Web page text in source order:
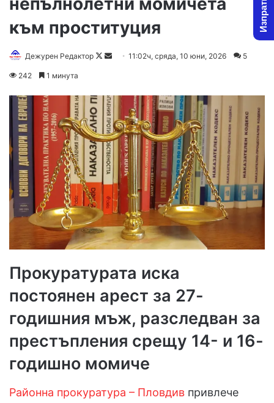
към проституция
Дежурен Редактор
Follow
Send11:02ч, сряда, 10 юни, 2026 5
242 1 минута
Прокуратурата иска
постоянен арест за 27-
годишния мъж, разследван за
престъпления срещу 14- и 16-
годишно момиче
Районна прокуратура – Пловдив привлече